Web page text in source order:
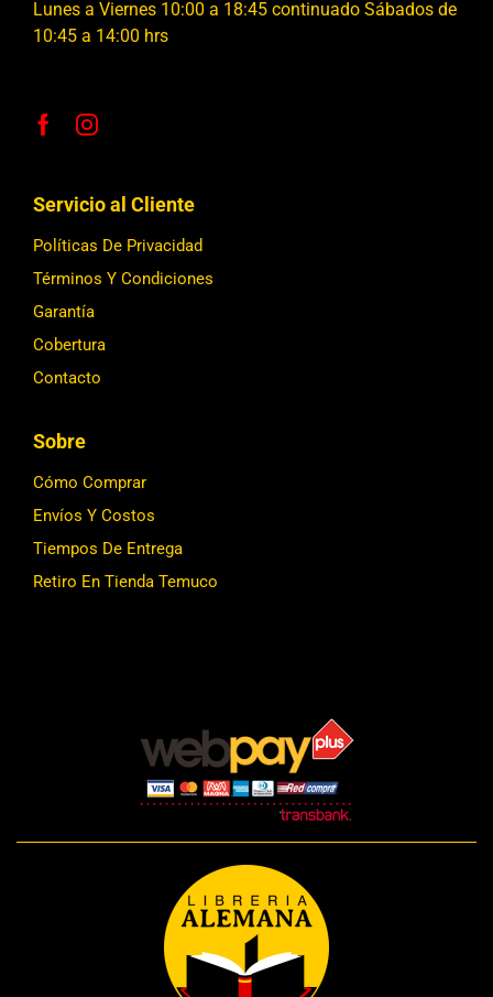
Lunes a Viernes 10:00 a 18:45 continuado Sábados de
10:45 a 14:00 hrs
Servicio al Cliente
Políticas De Privacidad
Términos Y Condiciones
Garantía
Cobertura
Contacto
Sobre
Cómo Comprar
Envíos Y Costos
Tiempos De Entrega
Retiro En Tienda Temuco